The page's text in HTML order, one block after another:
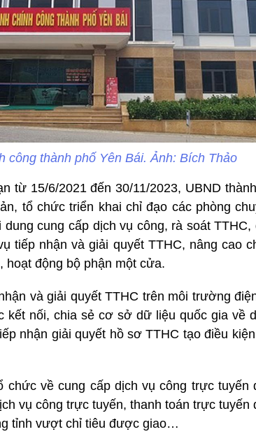
công thành phố Yên Bái. Ảnh: Bích Thảo
từ 15/6/2021 đến 30/11/2023, UBND
tổ chức triển khai chỉ đạo các phòng
cung cấp dịch vụ công, rà soát TTHC,
tiếp nhận và giải quyết TTHC, nâng cao
hoạt động bộ phận một cửa.
và giải quyết TTHC trên môi trường
kết nối, chia sẻ cơ sở dữ liệu quốc gia về
nhận giải quyết hồ sơ TTHC tạo điều
chức về cung cấp dịch vụ công trực tuyến
vụ công trực tuyến, thanh toán trực tuyến
tỉnh vượt chỉ tiêu được giao…